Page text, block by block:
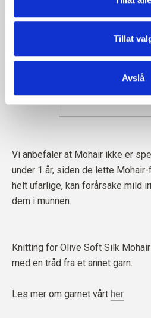
Tillat
Avslå
Vi anbefaler at Mohair ikke er
under 1 år, siden de lette
helt ufarlige, kan forårsake mild
dem i munnen.
Knitting for Olive Soft Silk
med en tråd fra et annet garn.
Les mer om garnet vårt her